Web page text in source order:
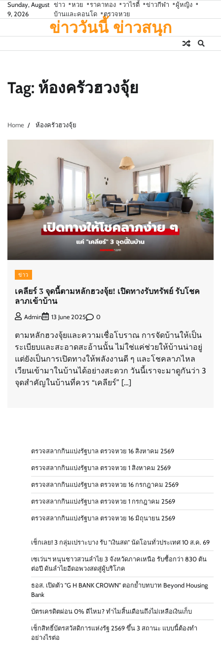
Skip
to
Sunday, August
9, 2026
ข่าว หวย ราคาทอง วาไรตี้ ข่าวกีฬา
ผู้หญิง
บ้านและคอนโด
ตรวจหวย
ข่าววันนี้ ข่าวสนุก
Tag: ห้องครัวฮวงจุ้ย
Home ห้องครัวฮวงจุ้ย
ข่าว
เคลียร์ 3 จุดนี้ตามหลักฮวงจุ้ย! เปิดทางรับทรัพย์ รับโชค
ลาภเข้าบ้าน
Admin 13 June 2025 0
ตามหลักฮวงจุ้ยและความเชื่อโบราณ การจัดบ้านให้เป็น
ระเบียบและสะอาดสะอ้านนั้น ไม่ใช่แค่ช่วยให้บ้านน่าอยู่
แต่ยังเป็นการเปิดทางให้พลังงานดี ๆ และโชคลาภไหล
เวียนเข้ามาในบ้านได้อย่างสะดวก วันนี้เราจะมาดูกันว่า 3
จุดสำคัญในบ้านที่ควร “เคลียร์” […]
ตรวจสลากกินแบ่งรัฐบาล ตรวจหวย 16 สิงหาคม 2569
ตรวจสลากกินแบ่งรัฐบาล ตรวจหวย 1 สิงหาคม 2569
ตรวจสลากกินแบ่งรัฐบาล ตรวจหวย 16 กรกฎาคม 2569
ตรวจสลากกินแบ่งรัฐบาล ตรวจหวย 1 กรกฎาคม 2569
ตรวจสลากกินแบ่งรัฐบาล ตรวจหวย 16 มิถุนายน 2569
เช็กเลย! 3 กลุ่มเปราะบาง รับ "เงินสด" นัดโอนทั่วประเทศ 10 ส.ค. 69
เซเว่นฯ หนุนชาวสวนลำไย 3 จังหวัดภาคเหนือ รับซื้อกว่า 830 ตัน
ต่อปี ดันลำไยอีดอพวงสดสู่ผู้บริโภค
ธอส. เปิดตัว "G H BANK CROWN" ตอกย้ำบทบาท Beyond Housing
Bank
บัตรเครดิตผ่อน 0% ดีไหม? ทำไมสิ้นเดือนถึงไม่เหลือเงินเก็บ
เช็กสิทธิ์บัตรสวัสดิการแห่งรัฐ 2569 ขึ้น 3 สถานะ แบบนี้ต้องทำ
อย่างไรต่อ